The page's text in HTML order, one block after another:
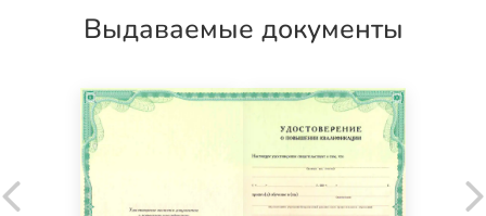
Выдаваемые документы